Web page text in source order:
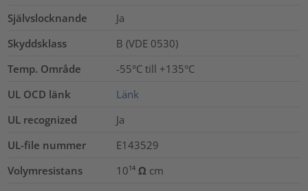
Självslocknande
Ja
Skyddsklass
B (VDE 0530)
Temp. Område
-55°C till +135°C
UL OCD länk
Länk
UL recognized
Ja
UL-file nummer
E143529
Volymresistans
10¹⁴ Ω cm